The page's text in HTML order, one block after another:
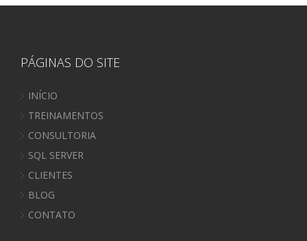
PÁGINAS DO SITE
INÍCIO
TREINAMENTOS
CONSULTORIA
SQL SERVER
CLIENTES
BLOG
CONTATO